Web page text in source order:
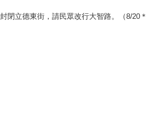
立德東街，請民眾改行大智路。（8/20＊